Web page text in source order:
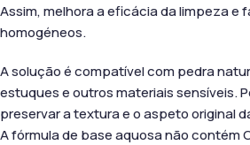
Assim, melhora a eficácia da limpeza e
homogéneos.
A solução é compatível com pedra
estuques e outros materiais sensíveis.
preservar a textura e o aspeto original
A fórmula de base aquosa não contém